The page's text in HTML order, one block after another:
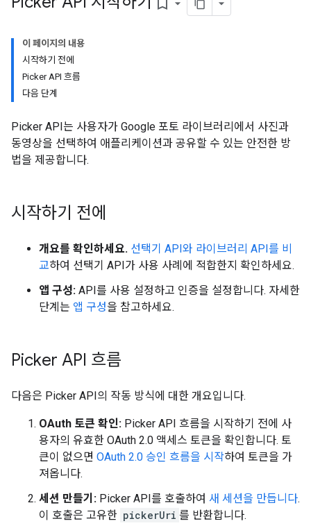
bookmark_border
이 페이지의 내용
시작하기 전에
Picker API 흐름
다음 단계
Picker API는 사용자가 Google 포토 라이브러리에서 사진과
동영상을 선택하여 애플리케이션과 공유할 수 있는 안전한 방
법을 제공합니다.
시작하기 전에
개요를 확인하세요. 선택기 API와 라이브러리 API를 비
교하여 선택기 API가 사용 사례에 적합한지 확인하세요.
앱 구성: API를 사용 설정하고 인증을 설정합니다. 자세한
단계는 앱 구성을 참고하세요.
Picker API 흐름
다음은 Picker API의 작동 방식에 대한 개요입니다.
OAuth 토큰 확인: Picker API 흐름을 시작하기 전에 사
용자의 유효한 OAuth 2.0 액세스 토큰을 확인합니다. 토
큰이 없으면 OAuth 2.0 승인 흐름을 시작하여 토큰을 가
져옵니다.
세션 만들기: Picker API를 호출하여 새 세션을 만듭니다.
이 호출은 고유한 pickerUri 를 반환합니다.